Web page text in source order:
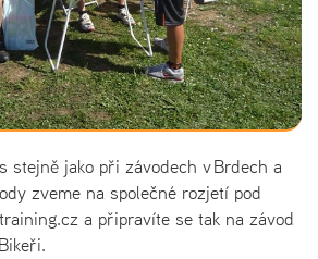
stejně jako při závodech v Brdech a
zveme na společné rozjetí pod
a připravíte se tak na závod